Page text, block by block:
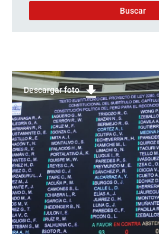
Descargar foto